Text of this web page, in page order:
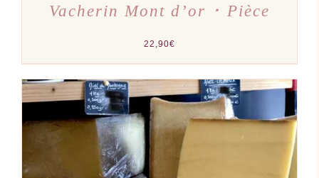
Vacherin Mont d’or ･ Pièce
22,90€